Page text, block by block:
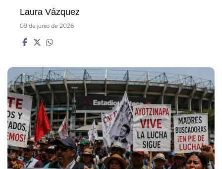
Laura Vázquez
09 de junio de 2026